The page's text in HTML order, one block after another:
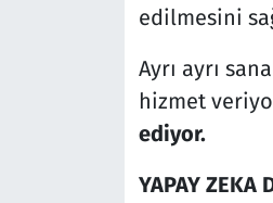
edilmesini
Ayrı ayrı
hizmet
ediyor.
YAPAY ZEKA